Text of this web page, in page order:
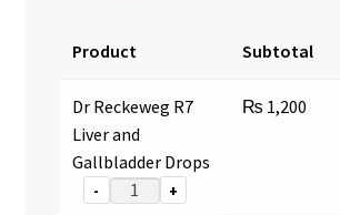
Product Subtotal
Dr Reckeweg R7
Liver and
Gallbladder Drops
- +
₨ 1,200